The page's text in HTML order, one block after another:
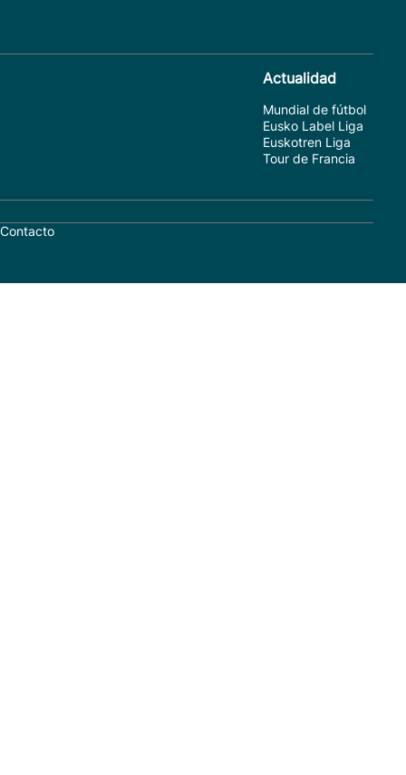
Actualidad
Mundial de fútbol
Eusko Label Liga
Euskotren Liga
Tour de Francia
Contacto